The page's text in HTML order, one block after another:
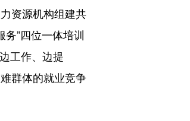
资源机构组建共
”四位一体培训
工作、边提
群体的就业竞争